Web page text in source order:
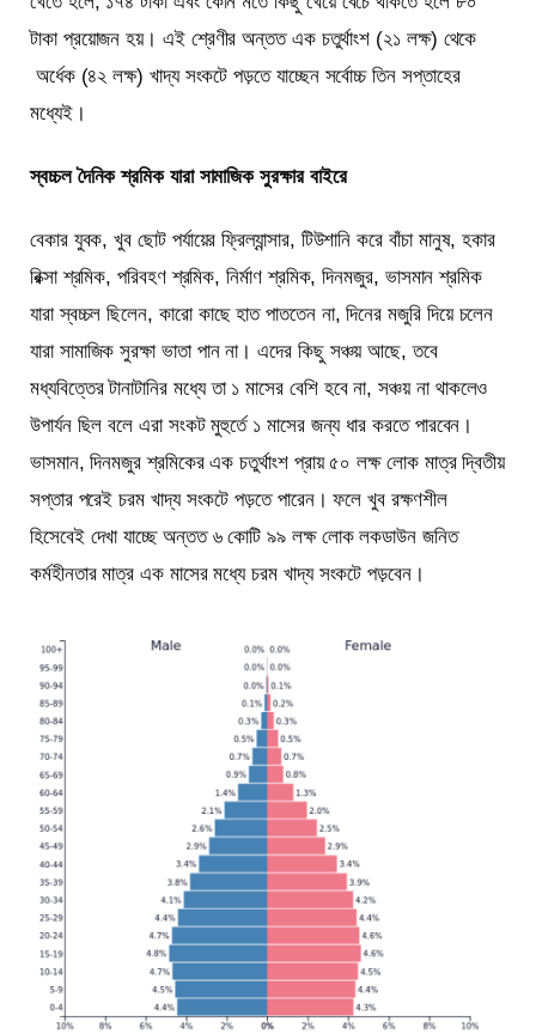
টাকা প্রয়োজন হয়। এই শ্রেণীর অন্তত এক চতুর্থাংশ (২১ লক্ষ) থেকে
অর্ধেক (৪২ লক্ষ) খাদ্য সংকটে পড়তে যাচ্ছেন সর্বোচ্চ তিন সপ্তাহের
মধ্যেই।
স্বচ্চলদৈনিক শ্রমিক যারা সামাজিক সুরক্ষার বাইরে
বেকার যুবক, খুব ছোট পর্যায়ের ফ্রিল্যান্সার, টিউশানি করে বাঁচা মানুষ, হকার
রিক্সা শ্রমিক, পরিবহণ শ্রমিক, নির্মাণ শ্রমিক, দিনমজুর, ভাসমান শ্রমিক
যারা স্বচ্চল ছিলেন, কারো কাছে হাত পাততেন না, দিনের মজুরি দিয়ে চলেন
যারা সামাজিক সুরক্ষা ভাতা পান না। এদের কিছু সঞ্চয় আছে, তবে
মধ্যবিত্তের টানাটানির মধ্যে তা ১ মাসের বেশি হবে না, সঞ্চয় না থাকলেও
উপার্যন ছিল বলে এরা সংকট মুহুর্তে ১ মাসের জন্য ধার করতে পারবেন।
ভাসমান, দিনমজুর শ্রমিকের এক চতুর্থাংশ প্রায় ৫০ লক্ষ লোক মাত্র দ্বিতীয়
সপ্তার পরেই চরম খাদ্য সংকটে পড়তে পারেন। ফলে খুব রক্ষণশীল
হিসেবেই দেখা যাচ্ছে অন্তত ৬ কোটি ৯৯ লক্ষ লোক লকডাউন জনিত
কর্মহীনতার মাত্র এক মাসের মধ্যে চরম খাদ্য সংকটে পড়বেন।